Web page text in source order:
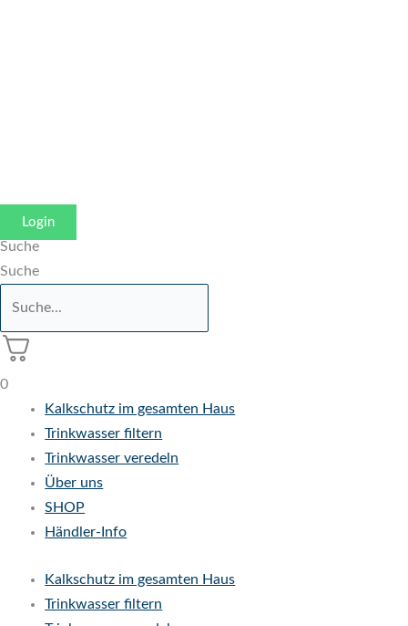
Login
Suche
Suche
0
Kalkschutz im gesamten Haus
Trinkwasser filtern
Trinkwasser veredeln
Über uns
SHOP
Händler-Info
Kalkschutz im gesamten Haus
Trinkwasser filtern